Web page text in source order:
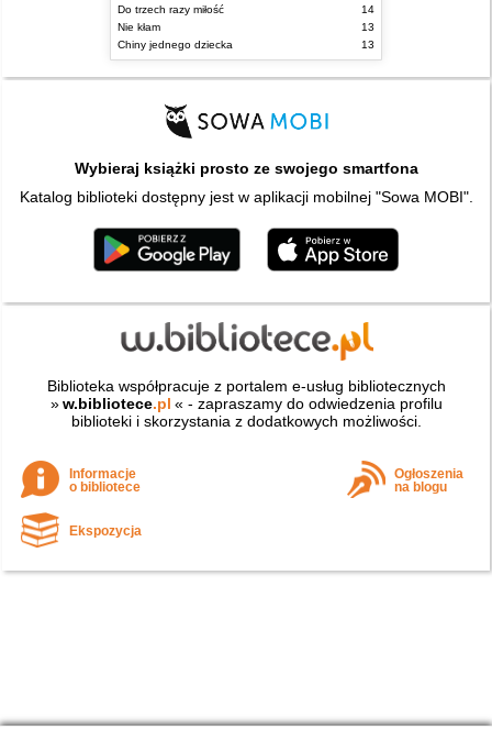
Do trzech razy miłość
14
Nie kłam
13
Chiny jednego dziecka
13
Wybieraj książki prosto ze swojego smartfona
Katalog biblioteki dostępny jest w aplikacji mobilnej "Sowa MOBI".
Biblioteka współpracuje z portalem e-usług bibliotecznych
» w.bibliotece.pl « - zapraszamy do odwiedzenia profilu
biblioteki i skorzystania z dodatkowych możliwości.
Informacje
o bibliotece
Ogłoszenia
na blogu
Ekspozycja